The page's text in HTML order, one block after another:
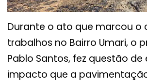
Durante o ato que marcou o
trabalhos no Bairro Umari, o
Pablo Santos, fez questão de
impacto que a